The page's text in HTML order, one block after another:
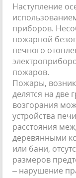
Наступление
приборов.
пожарной
печного
пожаров.
Пожары,
делятся на две
возгорания
устройства
расстояния
деревянными
или бани,
размеров
– нарушение